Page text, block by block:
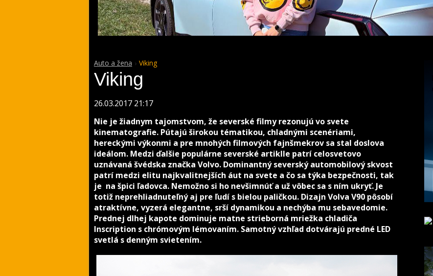
Auto a žena Viking
Viking
26.03.2017 21:17
Nie je žiadnym tajomstvom, že severské filmy rezonujú vo svete
kinematografie. Pútajú širokou tématikou, chladnými scenériami,
hereckými výkonmi a pre mnohých filmových fajnšmekrov sa stal doslova
ideálom. Medzi ďalšie populárne severské artiklle patrí celosvetovo
uznávaná švédska značka Volvo. Dominantný severský automobilový skvost
patrí medzi elitu najkvalitnejších áut na svete a čo sa týka bezpečnosti, tak
je na špici ľadovca. Nemožno si ho nevšimnúť a už vôbec sa s ním ukryť. Je
totiž neprehliadnuteľný aj pre ľudí s bielou paličkou. Dizajn Volva V90 pôsobí
atraktívne, vyzerá elegantne, srší dynamikou a nechýba mu sebavedomie.
Prednej dlhej kapote dominuje matne strieborná mriežka chladiča
Inscription s chrómovým lémovaním. Samotný vzhľad dotvárajú predné LED
svetlá s denným svietením.